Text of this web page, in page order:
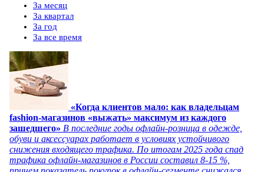
За месяц
За квартал
За год
За все время
«Когда клиентов мало: как владельцам
fashion-магазинов «выжать» максимум из каждого
зашедшего» В последние годы офлайн-розница в одежде,
обуви и аксессуарах работает в условиях устойчивого
снижения входящего трафика. По итогам 2025 года спад
трафика офлайн-магазинов в России составил 8-15 %,